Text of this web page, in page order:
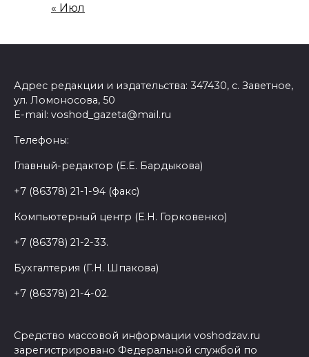
« Июл
Адрес редакции и издательства: 347430, с. Заветное,
ул. Ломоносова, 50
E-mail: voshod_gazeta@mail.ru
Телефоны:
Главный-редактор (Е.Е. Бардыкова)
+7 (86378) 21-1-94 (факс)
Компьютерный центр (Е.Н. Горковенко)
+7 (86378) 21-2-33.
Бухгалтерия (Г.Н. Шпакова)
+7 (86378) 21-4-02.
Средство массовой информации voshodzav.ru
зарегистрировано Федеральной службой по